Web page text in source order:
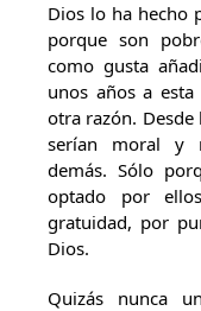
Dios lo ha hecho
porque son
como gusta
unos años a
otra razón.
serían moral y
demás. Sólo
optado por
gratuidad, por
Dios.
Quizás nunca